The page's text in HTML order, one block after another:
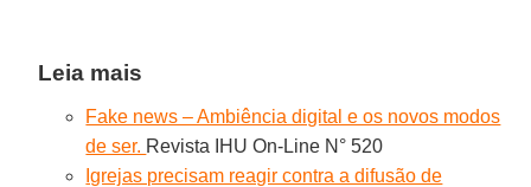
Leia mais
Fake news – Ambiência digital e os novos modos
de ser. Revista IHU On-Line N° 520
Igrejas precisam reagir contra a difusão de